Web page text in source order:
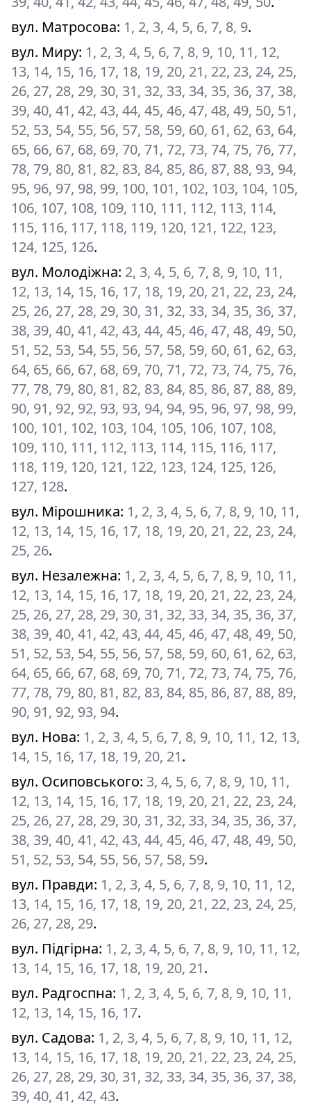
вул. Матросова: 1, 2, 3, 4, 5, 6, 7, 8, 9.
вул. Миру: 1, 2, 3, 4, 5, 6, 7, 8, 9, 10, 11, 12,
13, 14, 15, 16, 17, 18, 19, 20, 21, 22, 23, 24, 25,
26, 27, 28, 29, 30, 31, 32, 33, 34, 35, 36, 37, 38,
39, 40, 41, 42, 43, 44, 45, 46, 47, 48, 49, 50, 51,
52, 53, 54, 55, 56, 57, 58, 59, 60, 61, 62, 63, 64,
65, 66, 67, 68, 69, 70, 71, 72, 73, 74, 75, 76, 77,
78, 79, 80, 81, 82, 83, 84, 85, 86, 87, 88, 93, 94,
95, 96, 97, 98, 99, 100, 101, 102, 103, 104, 105,
106, 107, 108, 109, 110, 111, 112, 113, 114,
115, 116, 117, 118, 119, 120, 121, 122, 123,
124, 125, 126.
вул. Молодіжна: 2, 3, 4, 5, 6, 7, 8, 9, 10, 11,
12, 13, 14, 15, 16, 17, 18, 19, 20, 21, 22, 23, 24,
25, 26, 27, 28, 29, 30, 31, 32, 33, 34, 35, 36, 37,
38, 39, 40, 41, 42, 43, 44, 45, 46, 47, 48, 49, 50,
51, 52, 53, 54, 55, 56, 57, 58, 59, 60, 61, 62, 63,
64, 65, 66, 67, 68, 69, 70, 71, 72, 73, 74, 75, 76,
77, 78, 79, 80, 81, 82, 83, 84, 85, 86, 87, 88, 89,
90, 91, 92, 92, 93, 93, 94, 94, 95, 96, 97, 98, 99,
100, 101, 102, 103, 104, 105, 106, 107, 108,
109, 110, 111, 112, 113, 114, 115, 116, 117,
118, 119, 120, 121, 122, 123, 124, 125, 126,
127, 128.
вул. Мірошника: 1, 2, 3, 4, 5, 6, 7, 8, 9, 10, 11,
12, 13, 14, 15, 16, 17, 18, 19, 20, 21, 22, 23, 24,
25, 26.
вул. Незалежна: 1, 2, 3, 4, 5, 6, 7, 8, 9, 10, 11,
12, 13, 14, 15, 16, 17, 18, 19, 20, 21, 22, 23, 24,
25, 26, 27, 28, 29, 30, 31, 32, 33, 34, 35, 36, 37,
38, 39, 40, 41, 42, 43, 44, 45, 46, 47, 48, 49, 50,
51, 52, 53, 54, 55, 56, 57, 58, 59, 60, 61, 62, 63,
64, 65, 66, 67, 68, 69, 70, 71, 72, 73, 74, 75, 76,
77, 78, 79, 80, 81, 82, 83, 84, 85, 86, 87, 88, 89,
90, 91, 92, 93, 94.
вул. Нова: 1, 2, 3, 4, 5, 6, 7, 8, 9, 10, 11, 12, 13,
14, 15, 16, 17, 18, 19, 20, 21.
вул. Осиповського: 3, 4, 5, 6, 7, 8, 9, 10, 11,
12, 13, 14, 15, 16, 17, 18, 19, 20, 21, 22, 23, 24,
25, 26, 27, 28, 29, 30, 31, 32, 33, 34, 35, 36, 37,
38, 39, 40, 41, 42, 43, 44, 45, 46, 47, 48, 49, 50,
51, 52, 53, 54, 55, 56, 57, 58, 59.
вул. Правди: 1, 2, 3, 4, 5, 6, 7, 8, 9, 10, 11, 12,
13, 14, 15, 16, 17, 18, 19, 20, 21, 22, 23, 24, 25,
26, 27, 28, 29.
вул. Підгірна: 1, 2, 3, 4, 5, 6, 7, 8, 9, 10, 11, 12,
13, 14, 15, 16, 17, 18, 19, 20, 21.
вул. Радгоспна: 1, 2, 3, 4, 5, 6, 7, 8, 9, 10, 11,
12, 13, 14, 15, 16, 17.
вул. Садова: 1, 2, 3, 4, 5, 6, 7, 8, 9, 10, 11, 12,
13, 14, 15, 16, 17, 18, 19, 20, 21, 22, 23, 24, 25,
26, 27, 28, 29, 30, 31, 32, 33, 34, 35, 36, 37, 38,
39, 40, 41, 42, 43.